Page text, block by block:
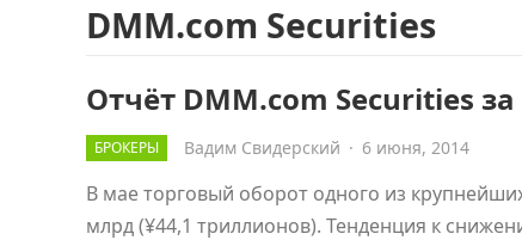
DMM.com Securities
Отчёт DMM.com Securities
БРОКЕРЫ Вадим Свидерский · 6 июня, 2014
В мае торговый оборот одного из
млрд (¥44,1 триллионов). Тенденция к